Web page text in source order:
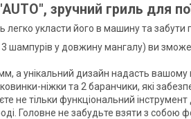
зручний гриль для
легко укласти його в машину та
шампурів у довжину мангалу) ви
а унікальний дизайн надасть
ніжки та 2 баранчики, які
не тільки функціональний інструмент
Головне не забудьте взяти з собою